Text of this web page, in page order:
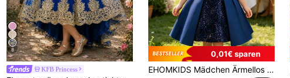
8
KFB Princess
0,01€ sparen
EHOMKIDS Mädchen Ärmellos Satin Prinzessin Kleid, Kinder Blumen Stickerei Pailletten Party Kleid, Mädchen Knielang Navy Blau Kleid